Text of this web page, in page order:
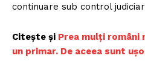
continuare sub control
Citește și Prea mulți români
un primar. De aceea sunt